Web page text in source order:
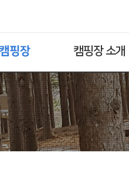
캠핑장 소개